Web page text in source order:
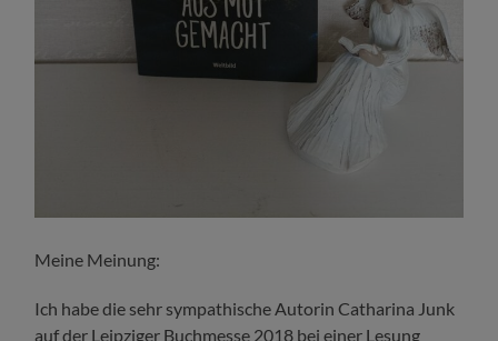
Meine Meinung:
Ich habe die sehr sympathische Autorin Catharina Junk
auf der Leipziger Buchmesse 2018 bei einer Lesung